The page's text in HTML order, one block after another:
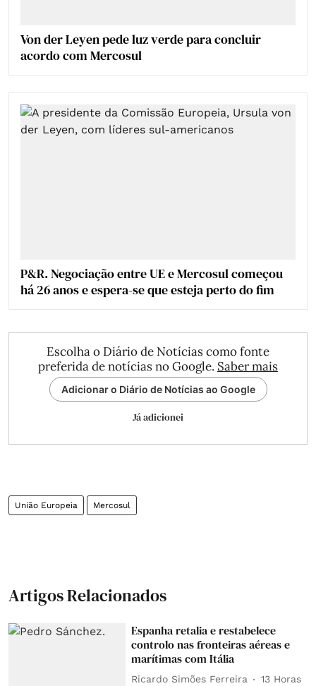
Von der Leyen pede luz verde para concluir
acordo com Mercosul
P&R. Negociação entre UE e Mercosul começou
há 26 anos e espera-se que esteja perto do fim
Escolha o Diário de Notícias como fonte
preferida de notícias no Google. Saber mais
Adicionar o Diário de Notícias ao Google
Já adicionei
União Europeia Mercosul
Artigos Relacionados
Espanha retalia e restabelece
controlo nas fronteiras aéreas e
marítimas com Itália
Ricardo Simões Ferreira 13 Horas